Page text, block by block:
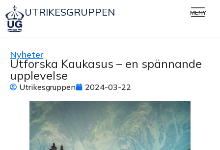
UTRIKESGRUPPEN MENY
Nyheter
Utforska Kaukasus – en spännande
upplevelse
Utrikesgruppen 2024-03-22